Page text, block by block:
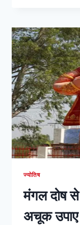
माहिर
होते
हैं
इस
राशि
के
लोग
ज्योतिष
मंगल दोष
अचूक उपाए